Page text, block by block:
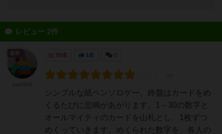
レビュー 2件
93名 1名
シンプルな紙ペンソロゲー。終盤はカードをめ
くるたびに悲鳴があがります。1～30の数字と
オールマイティのカードを山札とし、1枚ずつ
めくっていきます。めくられた数字を、各人の